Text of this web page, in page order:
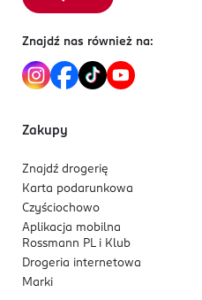
PRODUCENT/PODMIOT
ul. Hurtowa 8
Kod EAN
Znajdź nas również na:
Zakupy
Znajdź drogerię
Karta podarunkowa
Czyściochowo
Aplikacja mobilna
Rossmann PL i Klub
Drogeria internetowa
Marki